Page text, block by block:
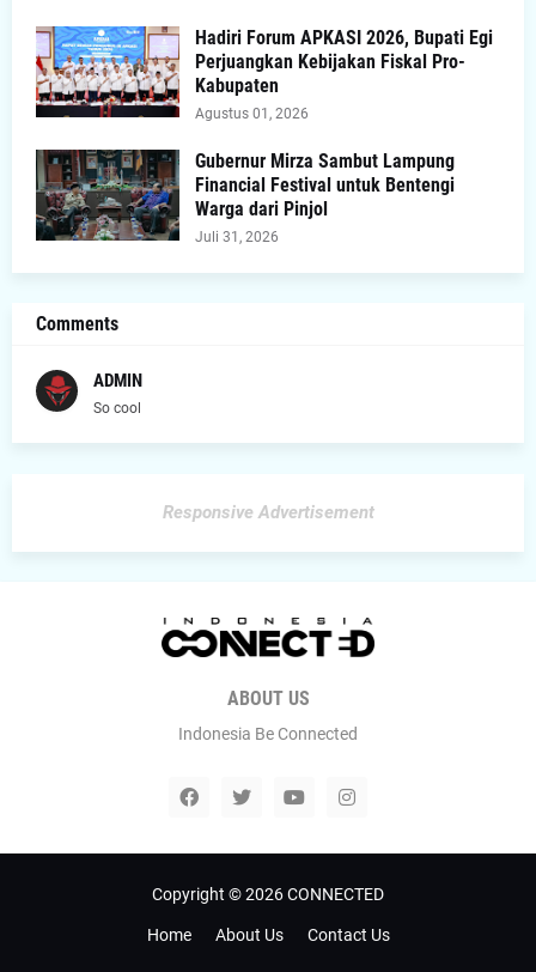
Hadiri Forum APKASI 2026, Bupati Egi
Perjuangkan Kebijakan Fiskal Pro-
Kabupaten
Agustus 01, 2026
Gubernur Mirza Sambut Lampung
Financial Festival untuk Bentengi
Warga dari Pinjol
Juli 31, 2026
Comments
ADMIN
So cool
Responsive Advertisement
ABOUT US
Indonesia Be Connected
Copyright ©2026CONNECTED
Home About Us Contact Us